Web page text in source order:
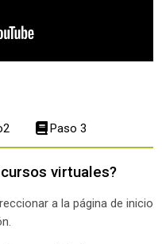
Paso 3
virtuales?
a la página de inicio